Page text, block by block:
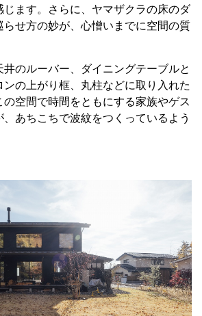
じます。さらに、ヤマザクラの床のダ
らせ方の妙が、心憎いまでに空間の質
のルーバー、ダイニングテーブルと
の上がり框、丸柱などに取り入れた
空間で時間をともにする家族やゲス
、あちこちで波紋をつくっているよう